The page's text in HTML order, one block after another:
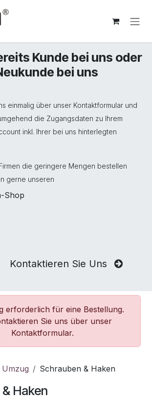
Kunde bei uns oder
bei uns
einmalig über unser Kontaktformular und
die Zugangsdaten zu Ihrem
inkl. Ihrer bei uns hinterlegten
die geringere Mengen bestellen
gerne unseren
Shop
Kontaktieren Sie Uns
erforderlich für eine Bestellung.
Sie uns über unser
Kontaktformular.
Schrauben & Haken
Haken